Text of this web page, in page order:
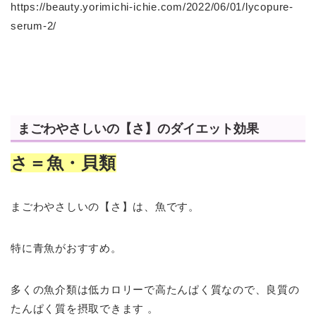
https://beauty.yorimichi-ichie.com/2022/06/01/lycopure-
serum-2/
まごわやさしいの【さ】のダイエット効果
さ＝魚・貝類
まごわやさしいの【さ】は、魚です。
特に青魚がおすすめ。
多くの魚介類は低カロリーで高たんぱく質なので、良質の
たんぱく質を摂取できます 。